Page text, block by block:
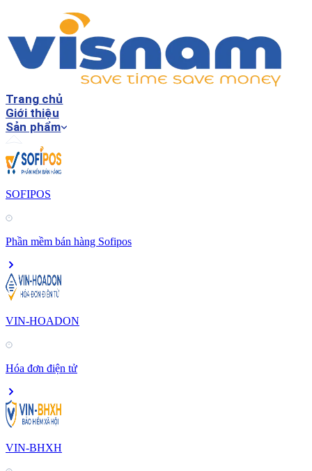
Trang chủ
Giới thiệu
Sản phẩm
SOFIPOS
Phần mềm bán hàng Sofipos
VIN-HOADON
Hóa đơn điện tử
VIN-BHXH